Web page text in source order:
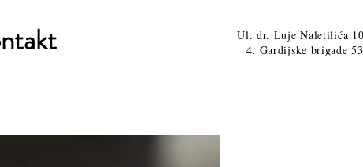
Ul. dr. Luje Naletilića
4. Gardijske brigade